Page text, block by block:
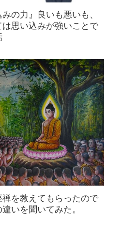
の力』良いも悪いも、
思い込みが強いことで
を教えてもらったので
いを聞いてみた。